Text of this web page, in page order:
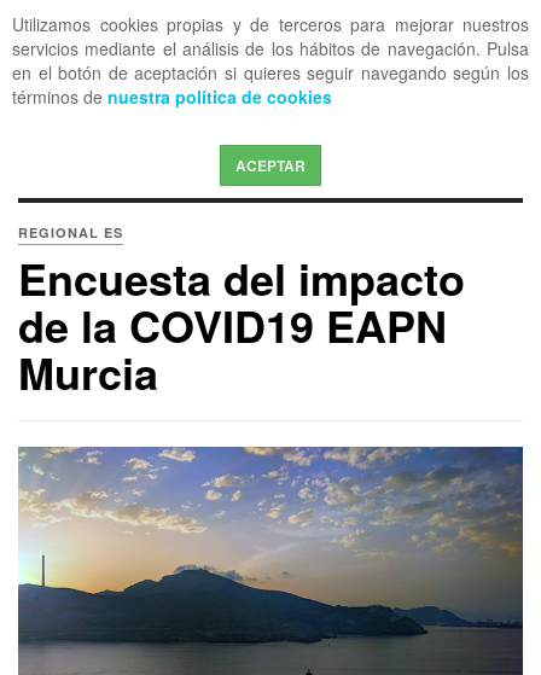
Utilizamos cookies propias y de terceros para mejorar nuestros
servicios mediante el análisis de los hábitos de navegación. Pulsa
en el botón de aceptación si quieres seguir navegando según los
términos de nuestra política de cookies
ACEPTAR
OFF CANVAS
REGIONAL ES
Encuesta del impacto
de la COVID19 EAPN
Murcia